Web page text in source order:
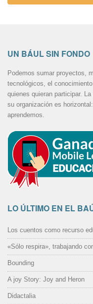
UN BÁUL SIN FONDO
Podemos sumar proyectos,
tecnológicos, el
quienes quieran participar.
su organización es
aprendemos.
LO ÚLTIMO EN EL
Los cuentos como recurso
«Sólo respira», trabajando
Bounding
A joy Story: Joy and Heron
Didactalia